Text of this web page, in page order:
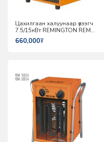
Цахилгаан халуунаар үлээгч
7.5/15кВт REMINGTON REM
15ECA
660,000₮